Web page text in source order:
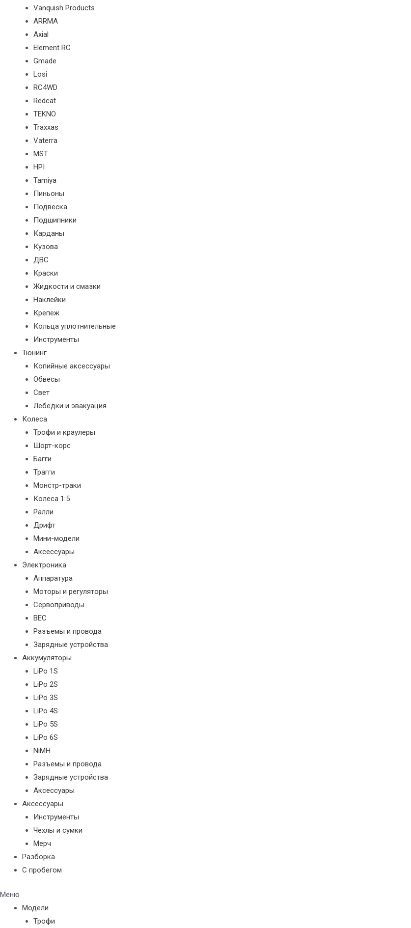
Vanquish Products
ARRMA
Axial
Element RC
Gmade
Losi
RC4WD
Redcat
TEKNO
Traxxas
Vaterra
MST
HPI
Tamiya
Пиньоны
Подвеска
Подшипники
Карданы
Кузова
ДВС
Краски
Жидкости и смазки
Наклейки
Крепеж
Кольца уплотнительные
Инструменты
Тюнинг
Копийные аксессуары
Обвесы
Свет
Лебедки и эвакуация
Колеса
Трофи и краулеры
Шорт-корс
Багги
Трагги
Монстр-траки
Колеса 1:5
Ралли
Дрифт
Мини-модели
Аксессуары
Электроника
Аппаратура
Моторы и регуляторы
Сервоприводы
BEC
Разъемы и провода
Зарядные устройства
Аккумуляторы
LiPo 1S
LiPo 2S
LiPo 3S
LiPo 4S
LiPo 5S
LiPo 6S
NiMH
Разъемы и провода
Зарядные устройства
Аксессуары
Аксессуары
Инструменты
Чехлы и сумки
Мерч
Разборка
С пробегом
Меню
Модели
Трофи